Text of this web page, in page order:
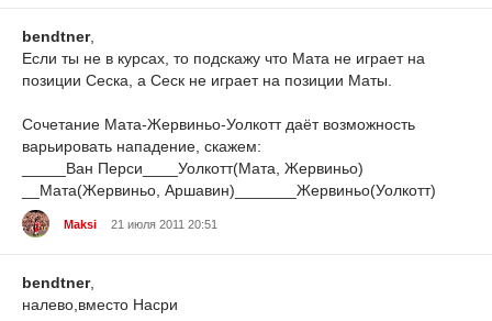
bendtner,
Если ты не в курсах, то подскажу что Мата не играет на
позиции Сеска, а Сеск не играет на позиции Маты.
Сочетание Мата-Жервиньо-Уолкотт даёт возможность
варьировать нападение, скажем:
_____Ван Перси____Уолкотт(Мата, Жервиньо)
__Мата(Жервиньо, Аршавин)_______Жервиньо(Уолкотт)
Maksi 21 июля 2011 20:51
bendtner,
налево,вместо Насри